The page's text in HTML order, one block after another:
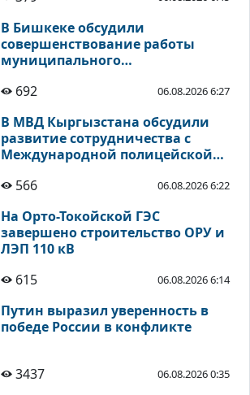
В Бишкеке обсудили
совершенствование работы
муниципального
692
06.08.2026 6:27
В МВД Кыргызстана обсудили
развитие сотрудничества с
Международной полицейской
566
06.08.2026 6:22
На Орто-Токойской ГЭС
завершено строительство ОРУ и
ЛЭП 110 кВ
615
06.08.2026 6:14
Путин выразил уверенность в
победе России в конфликте
3437 06.08.2026 0:35